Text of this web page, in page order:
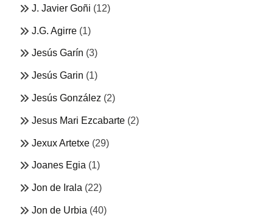
J. Javier Goñi (12)
J.G. Agirre (1)
Jesús Garín (3)
Jesús Garin (1)
Jesús González (2)
Jesus Mari Ezcabarte (2)
Jexux Artetxe (29)
Joanes Egia (1)
Jon de Irala (22)
Jon de Urbia (40)